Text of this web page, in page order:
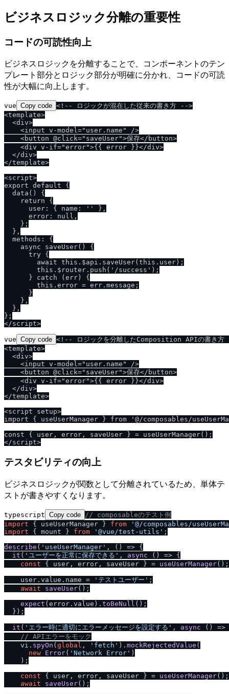
ビジネスロジック分離の重要性
コードの可読性向上
ビジネスロジックを分離することで、コンポーネントのテン
プレート部分とロジック部分が明確に分かれ、コードの可読
性が大幅に向上します。
vue Copy code <!-- ロジックが混在した従来の書き方 -->
<template>
  <div>
    <input v-model="user.name" />
    <button @click="saveUser">保存</button>
    <div v-if="error">{{ error }}</div>
  </div>
</template>
<script>
export default {
  data() {
    return {
      user: { name: '' },
      error: null,
    };
  },
  methods: {
    async saveUser() {
      try {
        await this.$api.saveUser(this.user);
        this.$router.push('/success');
      } catch (err) {
        this.error = err.message;
      }
    },
  },
};
vue Copy code <!-- ロジックを分離したComposition APIの書き
<template>
  <div>
    <input v-model="user.name" />
    <button @click="saveUser">保存</button>
    <div v-if="error">{{ error }}</div>
  </div>
</template>
<script setup>
import { useUserManager } from '@/composables/
const { user, error, saveUser } = useUserManager();
テスタビリティの向上
ビジネスロジックが関数として分離されているため、単体テ
ストが書きやすくなります。
typescript Copy code / / composableのテスト例
import { useUserManager } from '@/composables /
import { mount } from '@vue /test-utils' ;
describe ( 'useUserManager' , () => {
it ( 'ユーザーを正常に保存できる' , async () => {
const { user, error, saveUser } = useUserManager();
    user.
value . name = 'テストユーザー' ;
await
saveUser();
expect (error. value ). toBeNull ();
  });
it ( 'エラー時に適切にエラーメッセージを設定する' , async () =>
/ / APIエラーをモック
    vi.
spyOn ( global , 'fetch' ). mockRejectedValue (
new Error( 'Network Error' )
    );
const { user, error, saveUser } = useUserManager();
await
saveUser();